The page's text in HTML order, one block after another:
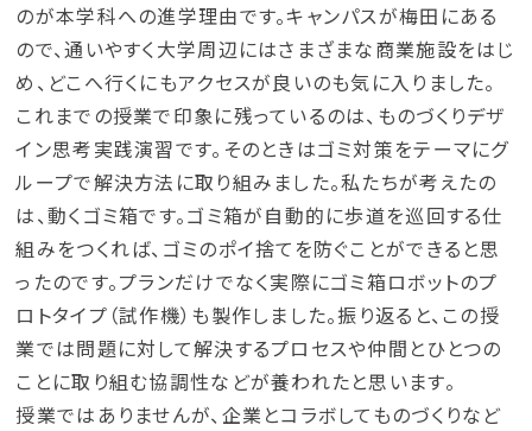
のが本学科への進学理由です。キャンパスが梅田にある
ので、通いやすく大学周辺にはさまざまな商業施設をはじ
め、どこへ行くにもアクセスが良いのも気に入りました。
これまでの授業で印象に残っているのは、ものづくりデザ
イン思考実践演習です。そのときはゴミ対策をテーマにグ
ループで解決方法に取り組みました。私たちが考えたの
は、動くゴミ箱です。ゴミ箱が自動的に歩道を巡回する仕
組みをつくれば、ゴミのポイ捨てを防ぐことができると思
ったのです。プランだけでなく実際にゴミ箱ロボットのプ
ロトタイプ（試作機）も製作しました。振り返ると、この授
業では問題に対して解決するプロセスや仲間とひとつの
ことに取り組む協調性などが養われたと思います。
授業ではありませんが、企業とコラボしてものづくりなど